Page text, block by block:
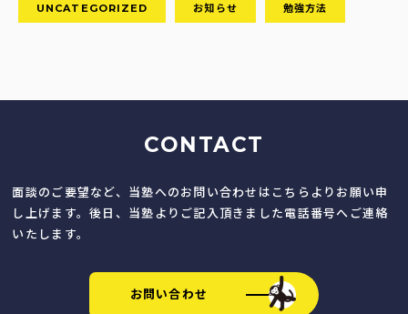
UNCATEGORIZED お知らせ 勉強方法
CONTACT
面談のご要望など、当塾へのお問い合わせはこちらよりお願い申
し上げます。後日、当塾よりご記入頂きました電話番号へご連絡
いたします。
お問い合わせ